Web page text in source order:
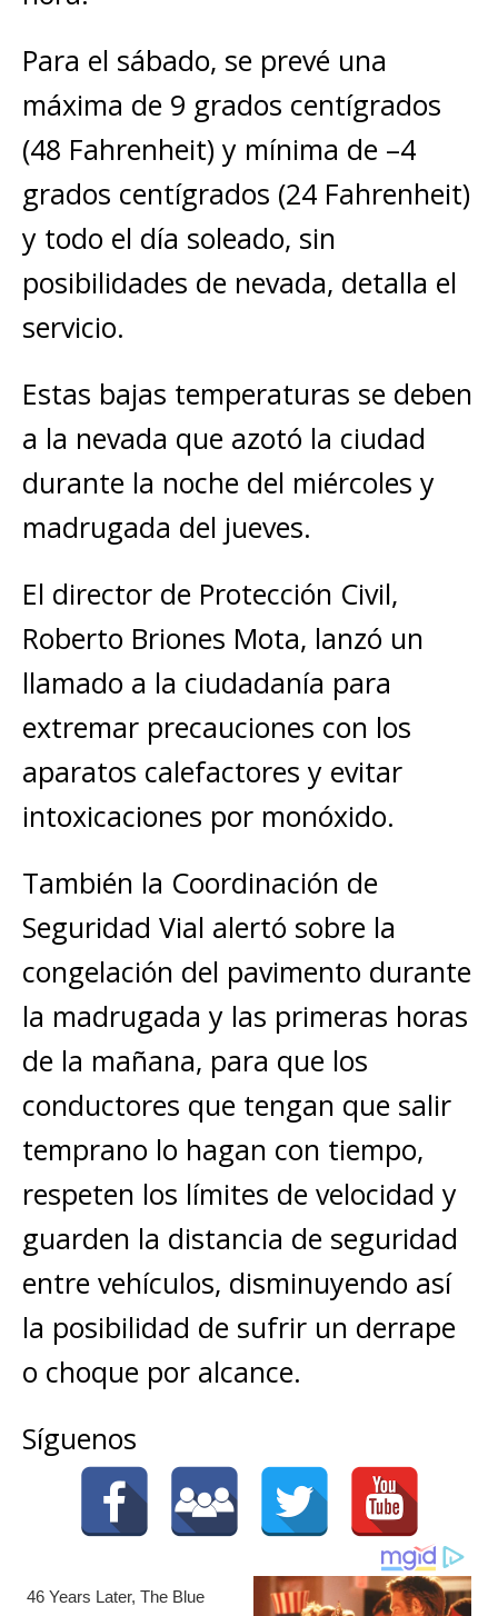
Para el sábado, se prevé una
máxima de 9 grados centígrados
(48 Fahrenheit) y mínima de –4
grados centígrados (24 Fahrenheit)
y todo el día soleado, sin
posibilidades de nevada, detalla el
servicio.
Estas bajas temperaturas se deben
a la nevada que azotó la ciudad
durante la noche del miércoles y
madrugada del jueves.
El director de Protección Civil,
Roberto Briones Mota, lanzó un
llamado a la ciudadanía para
extremar precauciones con los
aparatos calefactores y evitar
intoxicaciones por monóxido.
También la Coordinación de
Seguridad Vial alertó sobre la
congelación del pavimento durante
la madrugada y las primeras horas
de la mañana, para que los
conductores que tengan que salir
temprano lo hagan con tiempo,
respeten los límites de velocidad y
guarden la distancia de seguridad
entre vehículos, disminuyendo así
la posibilidad de sufrir un derrape
o choque por alcance.
Síguenos